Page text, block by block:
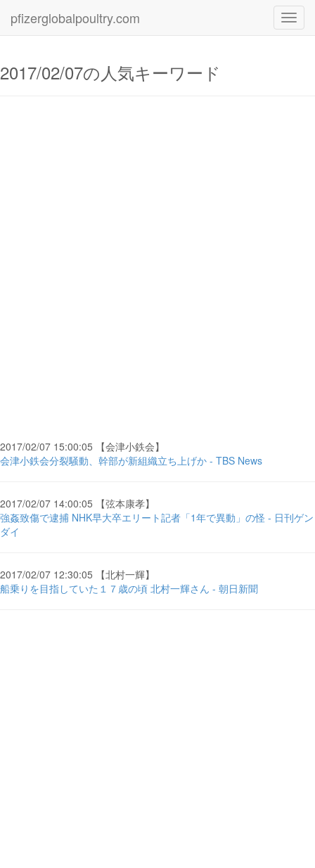
pfizerglobalpoultry.com
2017/02/07の人気キーワード
2017/02/07 15:00:05 【会津小鉄会】
会津小鉄会分裂騒動、幹部が新組織立ち上げか - TBS News
2017/02/07 14:00:05 【弦本康孝】
強姦致傷で逮捕 NHK早大卒エリート記者「1年で異動」の怪 - 日刊ゲン
ダイ
2017/02/07 12:30:05 【北村一輝】
船乗りを目指していた１７歳の頃 北村一輝さん - 朝日新聞